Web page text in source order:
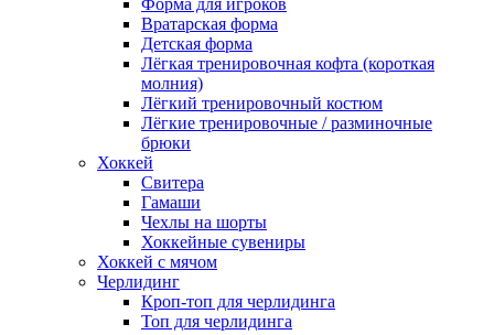
Вратарская форма
Детская форма
Лёгкая тренировочная кофта (короткая
молния)
Лёгкий тренировочный костюм
Лёгкие тренировочные / разминочные
брюки
Хоккей
Свитера
Гамаши
Чехлы на шорты
Хоккейные сувениры
Хоккей с мячом
Черлидинг
Кроп-топ для черлидинга
Топ для черлидинга